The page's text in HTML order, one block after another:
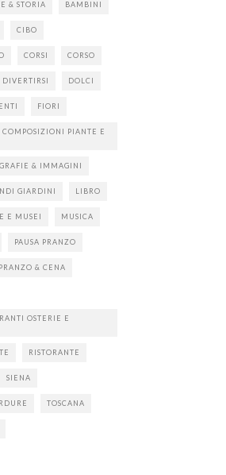
& STORIA BAMBINI
CIBO
CORSI CORSO
DIVERTIRSI DOLCI
FIORI
PIANTE E
& IMMAGINI
GIARDINI LIBRO
E MUSEI MUSICA
PAUSA PRANZO
PRANZO & CENA
OSTERIE E
RISTORANTE
SIENA
TOSCANA